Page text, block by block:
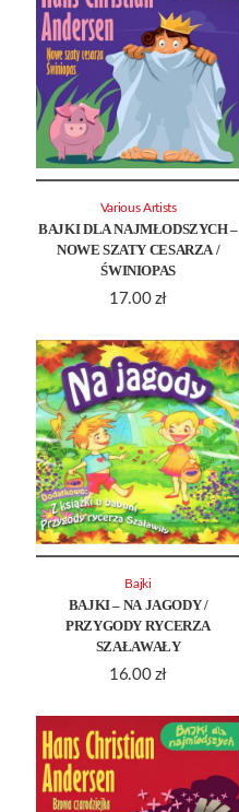
BAJKI DLA NAJMŁODSZYCH –
NOWE SZATY CESARZA /
ŚWINIOPAS
17.00 zł
Various Artists
BAJKI – NA JAGODY /
PRZYGODY RYCERZA
SZAŁAWAŁY
16.00 zł
Bajki